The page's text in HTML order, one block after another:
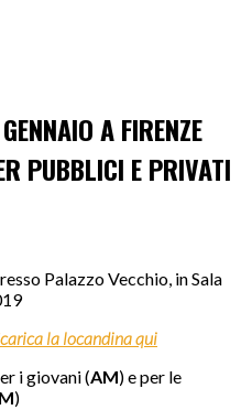
A FIRENZE
PUBBLICI E PRIVATI
Palazzo Vecchio, in Sala
la locandina qui
i giovani (AM) e per le
)